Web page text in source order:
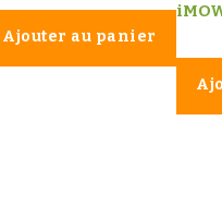
Ajouter au panier